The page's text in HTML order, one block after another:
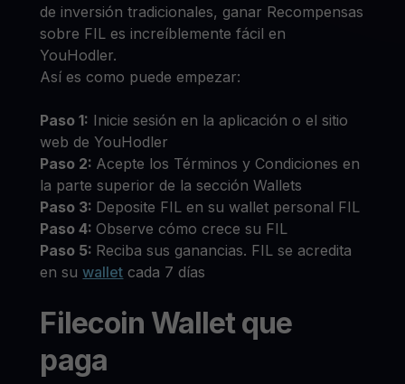
de inversión tradicionales, ganar Recompensas
sobre FIL es increíblemente fácil en
YouHodler.
Así es como puede empezar:
Paso 1: Inicie sesión en la aplicación o el sitio
web de YouHodler
Paso 2: Acepte los Términos y Condiciones en
la parte superior de la sección Wallets
Paso 3: Deposite FIL en su wallet personal FIL
Paso 4:Observe cómo crece su FIL
Paso 5: Reciba sus ganancias. FIL se acredita
en suwallet cada 7 días
Filecoin Wallet que
paga